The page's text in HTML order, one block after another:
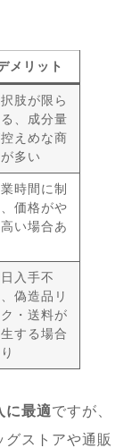
メリット
肢が限ら
、成分量
えめな商
多い
時間に制
価格がや
い場合あ
入手不
偽造品リ
・送料が
する場合
に最適ですが、
グストアや通販